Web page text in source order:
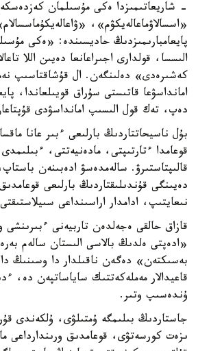
- شاريعاتىمىزدا ەكى مۇسىلمان
«اسسالاۋماعالەيكۋم»،
پايعامبارىمىزدىڭ حاديسىندە: «ەكى
الىسسا، قولدارى اجىراعانعا دەيىن اللا
كەشىرەدى» دەلىنگەن. ال قۇشاقتاسىپ
امانداسۋعا قاتىستى سۇراق قويىلعاندا،
دەپ، تەك قول الىسىپ امانداسۋدى
بۇل ناسيحاتتاردىڭ بارلىعى ءبىر عانا
قوعامدا ءتارتىپتى، مادەنيەتتى،
قالىپتاستىرۋ. سالەمدەسۋ ادەبىنەن
دەيىنگى قۇندىلىقتاردىڭ بارلىعى
نىعايتىپ، ادامدار اراسىنداعى
قازاق حالقى ەجەلدەن تاربيەنى ءبىرىنشى
«ادەپتى ەلدىڭ بالاسى الىستان سالەم
بەسىكتەن» دەگەن ناقىلدار دا وسىنىڭ
قاعيدالار مەملەكەتتىك ساياساتپەن دە،
ۇندەسىپ وتىر.
جاستاردىڭ بىلىمگە ۇمتىلۋى، ۇلكەندى
ىزەت كورسەتۋى، قوعامدىق ورىندارداعى